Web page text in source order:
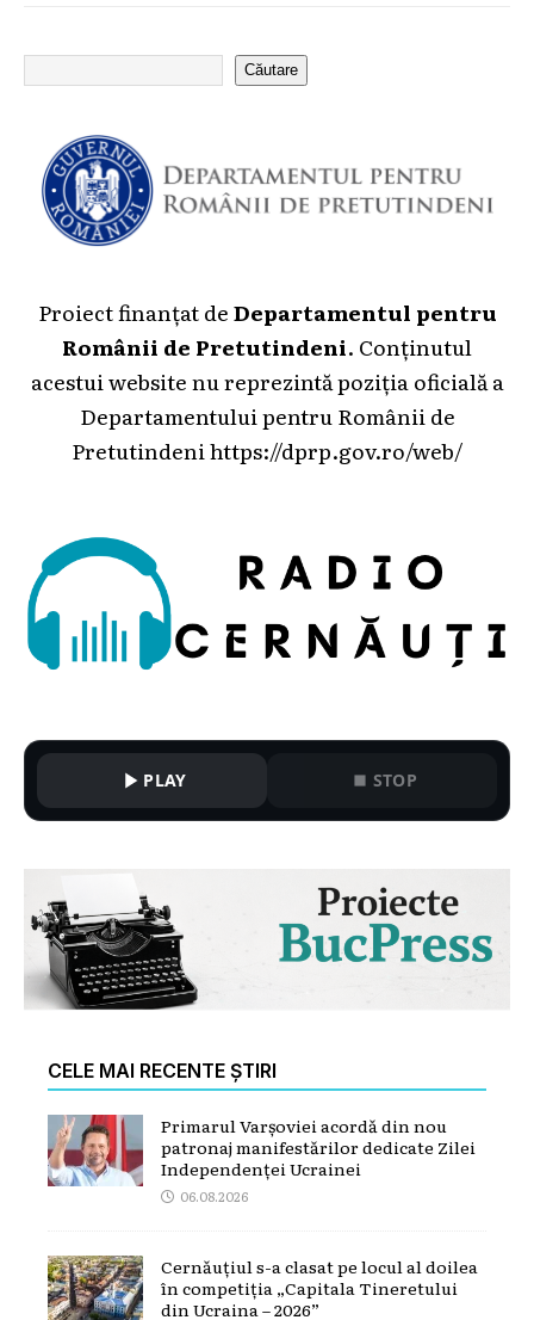
Căutare
Proiect finanțat deDepartamentul pentru
Românii de Pretutindeni. Conținutul
acestui website nu reprezintă poziția oficială a
Departamentului pentru Românii de
Pretutindeni https://dprp.gov.ro/web/
PLAY STOP
CELE MAI RECENTE ȘTIRI
Primarul Varșoviei acordă din nou
patronaj manifestărilor dedicate Zilei
Independenței Ucrainei
06.08.2026
Cernăuțiul s-a clasat pe locul al doilea
în competiția „Capitala Tineretului
din Ucraina – 2026”